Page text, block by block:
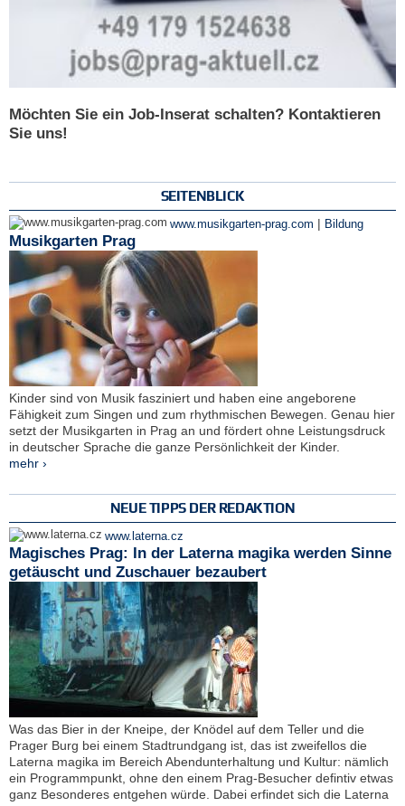
Möchten Sie ein Job-Inserat schalten? Kontaktieren
Sie uns!
SEITENBLICK
www.musikgarten-prag.com | Bildung
Musikgarten Prag
Kinder sind von Musik fasziniert und haben eine angeborene
Fähigkeit zum Singen und zum rhythmischen Bewegen. Genau hier
setzt der Musikgarten in Prag an und fördert ohne Leistungsdruck
in deutscher Sprache die ganze Persönlichkeit der Kinder.
mehr ›
NEUE TIPPS DER REDAKTION
www.laterna.cz
Magisches Prag: In der Laterna magika werden Sinne
getäuscht und Zuschauer bezaubert
Was das Bier in der Kneipe, der Knödel auf dem Teller und die
Prager Burg bei einem Stadtrundgang ist, das ist zweifellos die
Laterna magika im Bereich Abendunterhaltung und Kultur: nämlich
ein Programmpunkt, ohne den einem Prag-Besucher defintiv etwas
ganz Besonderes entgehen würde. Dabei erfindet sich die Laterna